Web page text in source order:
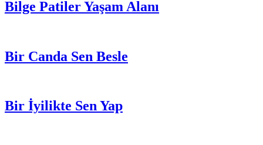
Bilge Patiler Yaşam Alanı
Bir Canda Sen Besle
Bir İyilikte Sen Yap